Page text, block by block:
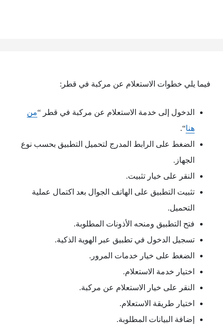
فيما يلي خطوات الاستعلام عن مركبة في قطر:
الدخول إلى خدمة الاستعلام عن مركبة في قطر “من
هنا“.
الضغط على الرابط المدرج لتحميل التطبيق بحسب نوع
الجهاز.
النقر على خيار تثبيت.
تثبيت التطبيق على الهاتف الجوال بعد اكتمال عملية
التحميل.
فتح التطبيق ومنحه الأذونات المطلوبة.
تسجيل الدخول في تطبيق عبر الهوية الذكية.
الضغط على خيار خدمات المرور.
اختيار خدمة الاستعلام.
النقر على خيار الاستعلام عن مركبة.
اختيار طريقة الاستعلام.
إضافة البيانات المطلوبة.